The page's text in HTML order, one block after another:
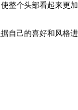
整个头部看起来更
自己的喜好和风格